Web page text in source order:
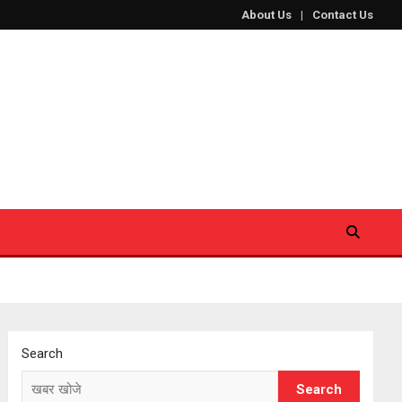
About Us Contact Us
Search
Search